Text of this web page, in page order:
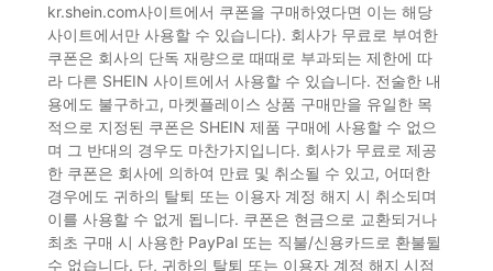
kr.shein.com사이트에서 쿠폰을 구매하였다면 이는 해당
사이트에서만 사용할 수 있습니다). 회사가 무료로 부여한
쿠폰은 회사의 단독 재량으로 때때로 부과되는 제한에 따
라 다른 SHEIN 사이트에서 사용할 수 있습니다. 전술한 내
용에도 불구하고, 마켓플레이스 상품 구매만을 유일한 목
적으로 지정된 쿠폰은 SHEIN 제품 구매에 사용할 수 없으
며 그 반대의 경우도 마찬가지입니다. 회사가 무료로 제공
한 쿠폰은 회사에 의하여 만료 및 취소될 수 있고, 어떠한
경우에도 귀하의 탈퇴 또는 이용자 계정 해지 시 취소되며
이를 사용할 수 없게 됩니다. 쿠폰은 현금으로 교환되거나
최초 구매 시 사용한 PayPal 또는 직불/신용카드로 환불뒬
수 없습니다. 단, 귀하의 탈퇴 또는 이용자 계정 해지 시점